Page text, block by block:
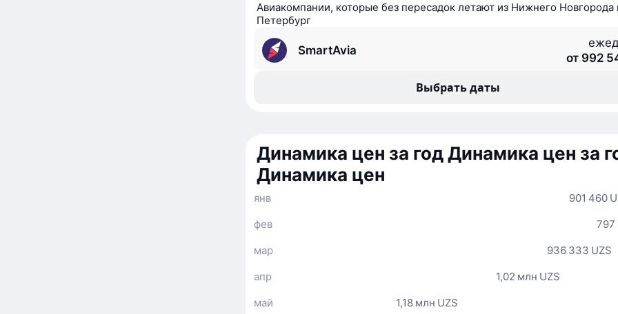
Авиакомпании, которые без пересадок летают из Нижнего Новгорода
Петербург
SmartAvia
от 992
Выбрать даты
Динамика цен за годДинамика цен за
Динамика цен
901 460
янв
797
фев
936 333 UZS
мар
1,02 млн UZS
апр
1,18 млн UZS
май